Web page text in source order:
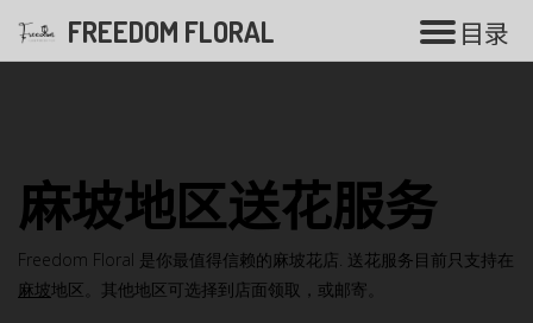
FREEDOM FLORAL 目录
花束系列
香皂花
气球花束
麻坡地区送花服务
Freedom Floral 是你最值得信赖的麻坡花店. 送花服务目前只支持在
麻坡地区。其他地区可选择到店面领取，或邮寄。